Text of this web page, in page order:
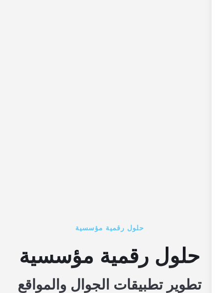
حلول رقمية مؤسسية
حلول رقمية مؤسسية
تطوير تطبيقات الجوال والمواقع